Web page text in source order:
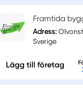
Framtida
Adress:
Sverige
Lägg till företag